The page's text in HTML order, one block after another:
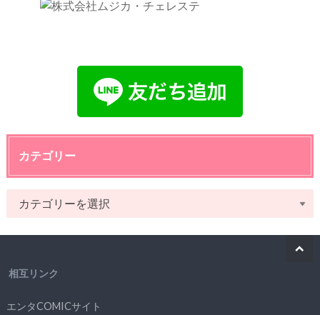
カテゴリー
相互リンク
エンタCOMICサイト